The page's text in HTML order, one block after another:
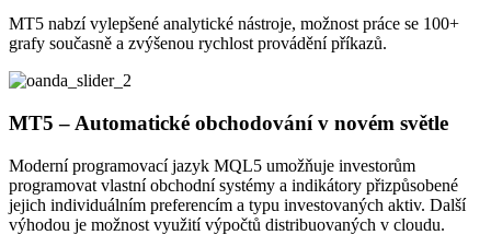
MT5 nabzí vylepšené analytické nástroje, možnost práce se 100+
grafy současně a zvýšenou rychlost provádění příkazů.
MT5 – Automatické obchodování v novém světle
Moderní programovací jazyk MQL5 umožňuje investorům
programovat vlastní obchodní systémy a indikátory přizpůsobené
jejich individuálním preferencím a typu investovaných aktiv. Další
výhodou je možnost využití výpočtů distribuovaných v cloudu.